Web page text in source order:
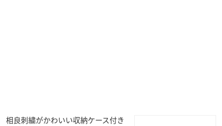
相良刺繍がかわいい収納ケース付き